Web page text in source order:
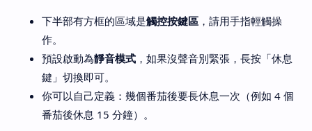
下半部有方框的區域是觸控按鍵區 ，請用手指輕觸操
作。
預設啟動為靜音模式 ，如果沒聲音別緊張，長按「休息
鍵」切換即可。
你可以自己定義：幾個番茄後要長休息一次（例如 4 個
番茄後休息 15 分鐘）。